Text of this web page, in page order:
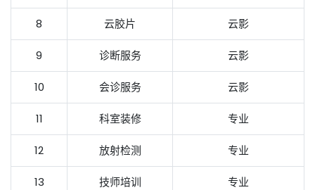
8 云胶片 云影
9 诊断服务 云影
10 会诊服务 云影
11 科室装修 专业
12 放射检测 专业
13 技师培训 专业